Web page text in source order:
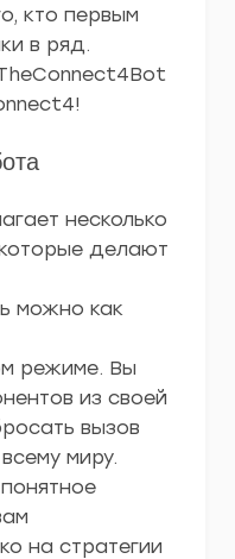
кто первым
в ряд.
несколько
делают
можно как
режиме. Вы
из своей
вызов
миру.
на стратегии